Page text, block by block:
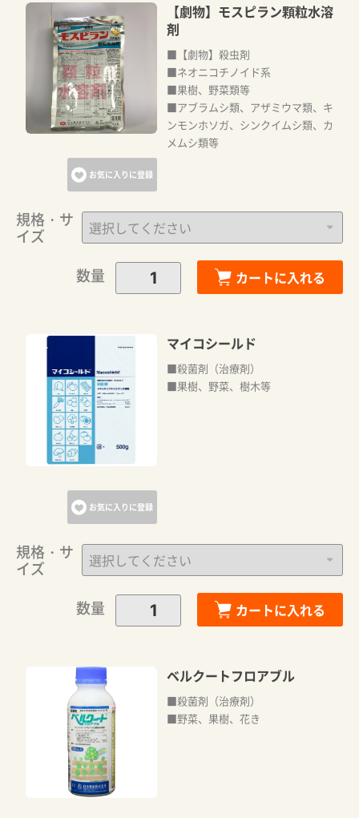
お気に入りに登録
【劇物】モスピラン顆粒水溶
剤
■【劇物】殺虫剤
■ネオニコチノイド系
■果樹、野菜類等
■アブラムシ類、アザミウマ類、キ
ンモンホソガ、シンクイムシ類、カ
メムシ類等
規格・サ
イズ
数量
カートに入れる
お気に入りに登録
マイコシールド
■殺菌剤（治療剤）
■果樹、野菜、樹木等
規格・サ
イズ
数量
カートに入れる
ベルクートフロアブル
■殺菌剤（治療剤）
■野菜、果樹、花き